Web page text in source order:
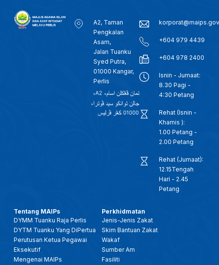
A2, Taman
Pengkalan
Asam,
Jalan Tuanku
Syed Putra,
01000 Kangar,
Perlis
+604 979 4439
+604 978 2400
Isnin - Jumaat:
8.30 Pagi -
4:30 Petang
Rehat (Isnin -
Khamis ):
1.00 Petang -
2.00 Petang
Rehat (Jumaat):
12.15Tengah
Hari - 2.45
Petang
Tentang MAIPs
DYMM Tuanku Raja Perlis
DYTM Tuanku Yang DiPertua
Perutusan Ketua Pegawai
Eksekutif
Mengenai MAIPs
Perkhidmatan
Jenis-Jenis Zakat
Skim Bantuan Zakat
Wakaf
Sumber Am
Fasiliti